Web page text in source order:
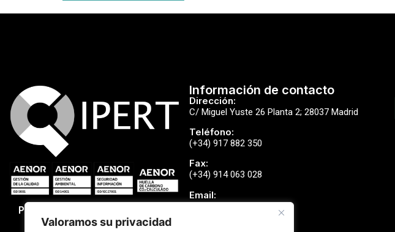
Valoramos su privacidad
Política de Privacidad
Información de contacto
Dirección:
C/ Miguel Yuste 26 Planta 2; 28037 Madrid
Teléfono:
(+34) 917 882 350
Fax:
(+34) 914 063 028
Email: